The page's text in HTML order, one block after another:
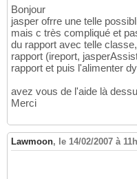
Bonjour
jasper ofrre une telle
mais c très compliqué et
du rapport avec telle
rapport (ireport,
rapport et puis l'alimenter
avez vous de l'aide là
Merci
Lawmoon, le 14/02/2007 à